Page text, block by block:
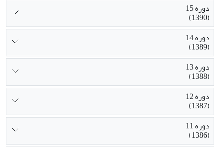
دوره 15
(1390)
دوره 14
(1389)
دوره 13
(1388)
دوره 12
(1387)
دوره 11
(1386)